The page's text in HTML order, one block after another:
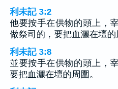
利未記 3:2
他要按手在供物的頭上，
做祭司的，要把血灑在壇的
利未記 3:8
並要按手在供物的頭上，
要把血灑在壇的周圍。